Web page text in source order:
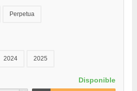
Perpetua
2024 2025
Disponible